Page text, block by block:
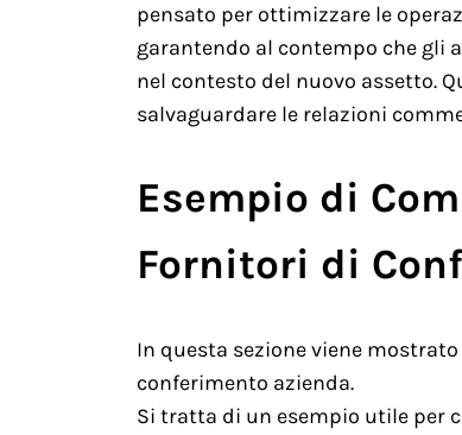
pensato per ottimizzare le
garantendo al contempo che
nel contesto del nuovo assetto.
salvaguardare le relazioni
Esempio di
Fornitori di
In questa sezione viene
conferimento azienda.
Si tratta di un esempio utile per